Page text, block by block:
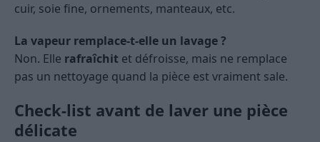
cuir, soie fine, ornements, manteaux, etc.
La vapeur remplace-t-elle un lavage ?
Non. Elle rafraîchit et défroisse, mais ne remplace
pas un nettoyage quand la pièce est vraiment sale.
Check-list avant de laver une pièce
délicate